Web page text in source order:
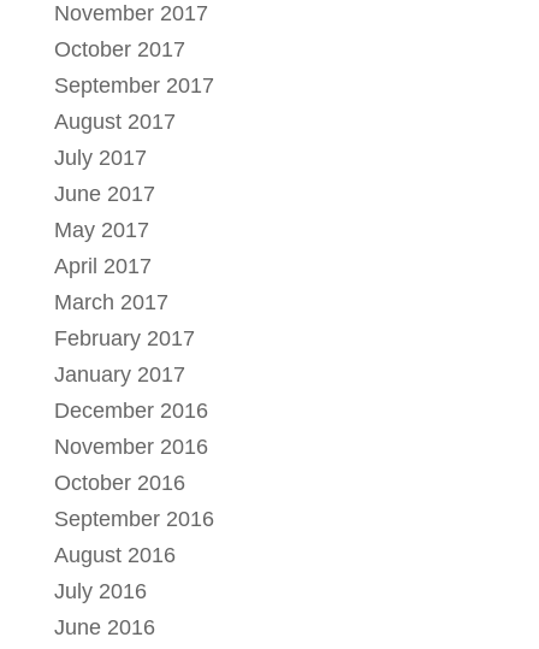
November 2017
October 2017
September 2017
August 2017
July 2017
June 2017
May 2017
April 2017
March 2017
February 2017
January 2017
December 2016
November 2016
October 2016
September 2016
August 2016
July 2016
June 2016